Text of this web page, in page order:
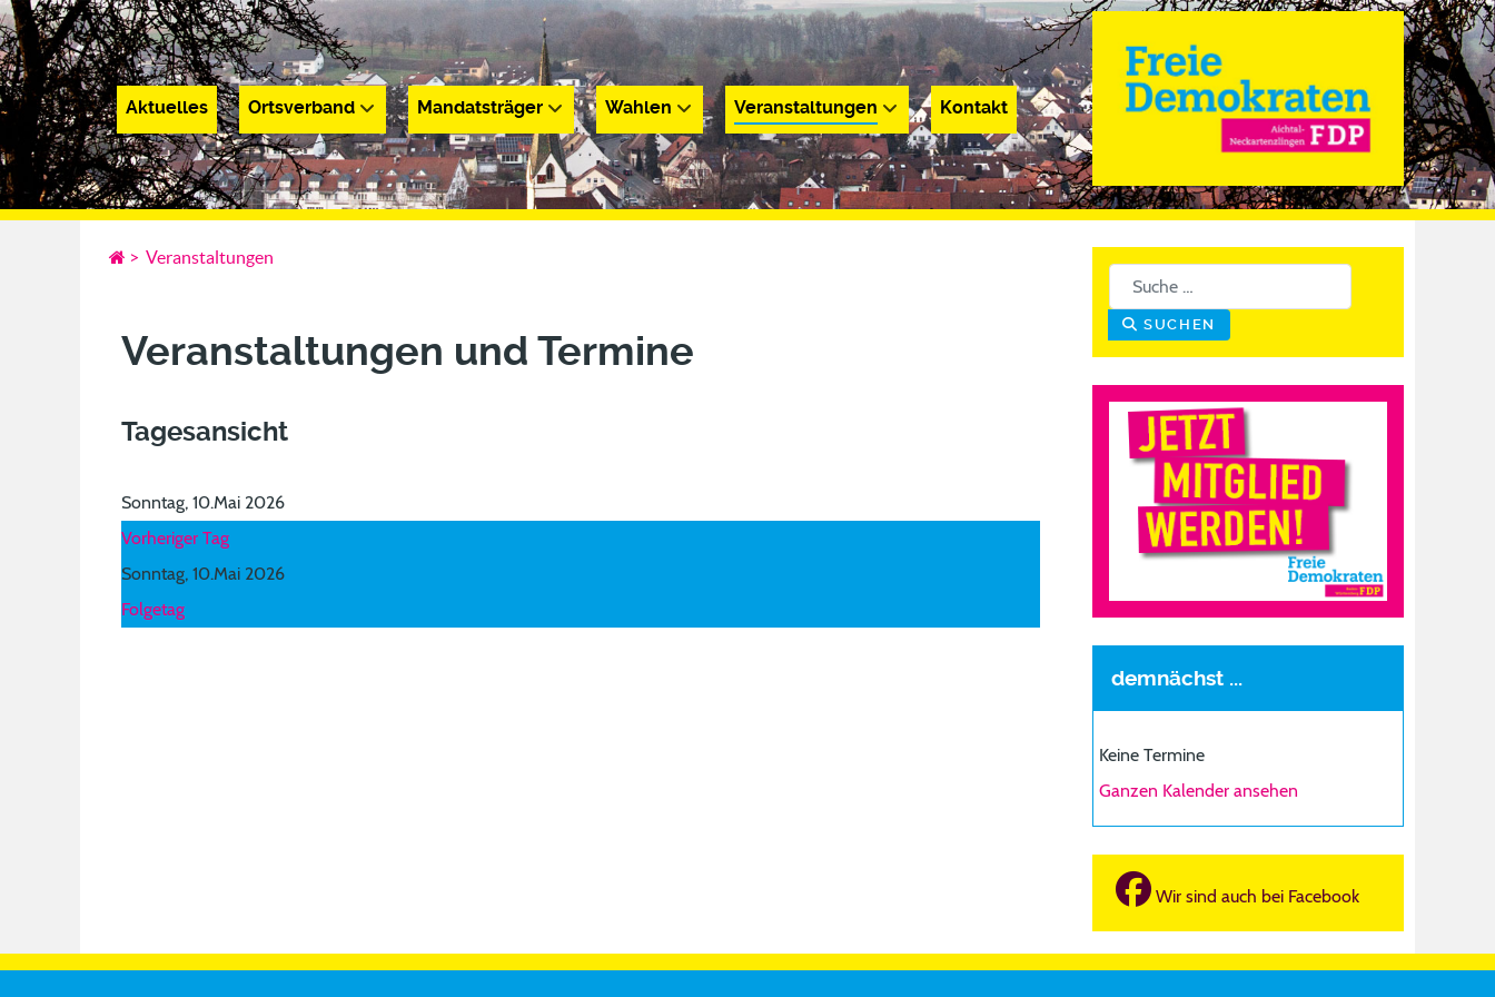
Aktuelles Ortsverband Mandatsträger Wahlen Veranstaltungen Kontakt
Aktuelles Ortsverband Mandatsträger Wahlen Veranstaltungen Kontakt
> Veranstaltungen
Veranstaltungen und Termine
Tagesansicht
Sonntag, 10.Mai 2026
Vorheriger Tag
Sonntag, 10.Mai 2026
Folgetag
SUCHEN
demnächst ...
Keine Termine
Ganzen Kalender ansehen
Wir sind auch bei Facebook